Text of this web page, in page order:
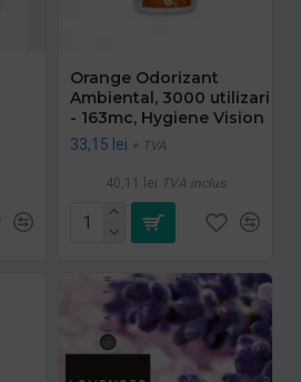
Orange Odorizant
Ambiental, 3000 utilizari
- 163mc, Hygiene Vision
33,15 lei + TVA
40,11 lei TVA inclus